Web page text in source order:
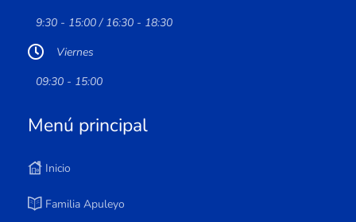
9:30 - 15:00 / 16:30 - 18:30
Viernes
09:30 - 15:00
Menú principal
Inicio
Familia Apuleyo